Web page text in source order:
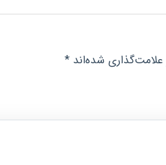
شده‌اند*